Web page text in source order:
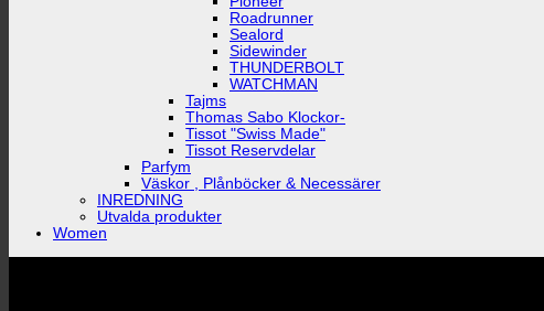
Roadrunner
Sealord
Sidewinder
THUNDERBOLT
WATCHMAN
Tajms
Thomas Sabo Klockor-
Tissot "Swiss Made"
Tissot Reservdelar
Parfym
Väskor , Plånböcker & Necessärer
INREDNING
Utvalda produkter
Women